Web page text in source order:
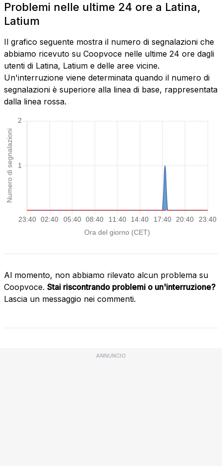
Problemi nelle ultime 24 ore a Latina,
Latium
Il grafico seguente mostra il numero di segnalazioni che
abbiamo ricevuto su Coopvoce nelle ultime 24 ore dagli
utenti di Latina, Latium e delle aree vicine.
Un'interruzione viene determinata quando il numero di
segnalazioni è superiore alla linea di base, rappresentata
dalla linea rossa.
Al momento, non abbiamo rilevato alcun problema su
Coopvoce. Stai riscontrando problemi o un'interruzione?
Lascia un messaggio nei commenti.
ANNUNCIO